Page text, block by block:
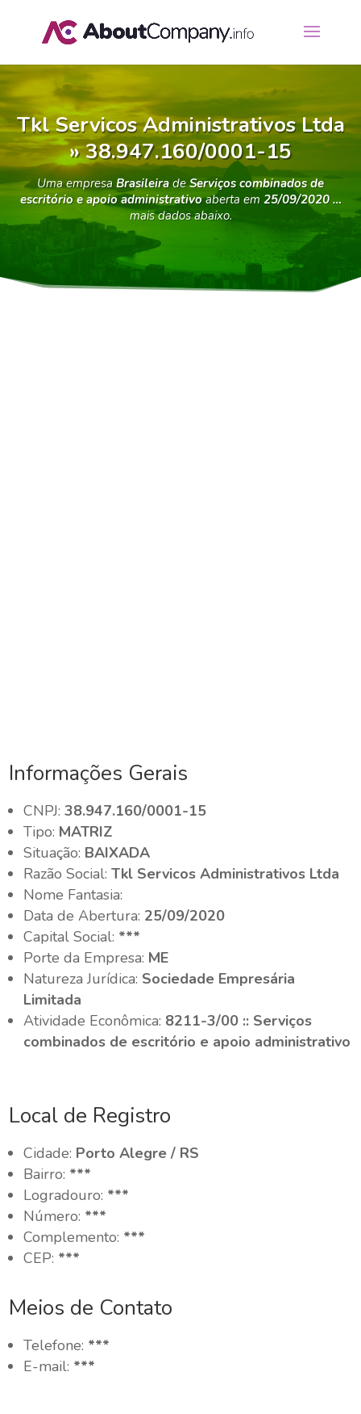
Tkl Servicos Administrativos Ltda
» 38.947.160/0001-15
Uma empresa BrasileiradeServiços combinados de
escritório e apoio administrativoaberta em 25/09/2020 …
mais dados abaixo.
Informações Gerais
CNPJ:38.947.160/0001-15
Tipo: MATRIZ
Situação: BAIXADA
Razão Social:Tkl Servicos Administrativos Ltda
Nome Fantasia:
Data de Abertura: 25/09/2020
Capital Social: ***
Porte da Empresa: ME
Natureza Jurídica: Sociedade Empresária
Limitada
Atividade Econômica: 8211-3/00 :: Serviços
combinados de escritório e apoio administrativo
Local de Registro
Cidade: Porto Alegre / RS
Bairro: ***
Logradouro: ***
Número: ***
Complemento: ***
CEP: ***
Meios de Contato
Telefone: ***
E-mail: ***